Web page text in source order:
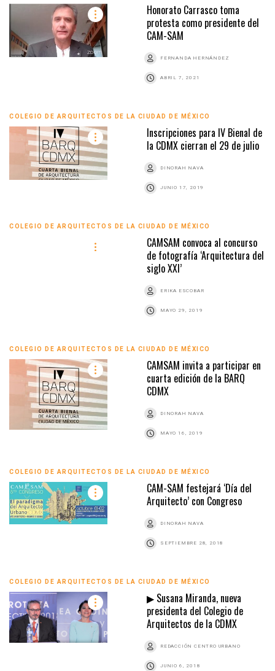
Honorato Carrasco toma
protesta como presidente del
CAM-SAM
FERNANDA HERNÁNDEZ
ABRIL 7, 2021
COLEGIO DE ARQUITECTOS DE LA CIUDAD DE MÉXICO
Inscripciones para IV Bienal de
la CDMX cierran el 29 de julio
DINORAH NAVA
JUNIO 17, 2019
COLEGIO DE ARQUITECTOS DE LA CIUDAD DE MÉXICO
CAMSAM convoca al concurso
de fotografía ‘Arquitectura del
siglo XXI’
ERIKA ESCOBAR
MAYO 29, 2019
COLEGIO DE ARQUITECTOS DE LA CIUDAD DE MÉXICO
CAMSAM invita a participar en
cuarta edición de la BARQ
CDMX
DINORAH NAVA
MAYO 16, 2019
COLEGIO DE ARQUITECTOS DE LA CIUDAD DE MÉXICO
CAM-SAM festejará ‘Día del
Arquitecto’ con Congreso
DINORAH NAVA
SEPTIEMBRE 28, 2018
COLEGIO DE ARQUITECTOS DE LA CIUDAD DE MÉXICO
▶ Susana Miranda, nueva
presidenta del Colegio de
Arquitectos de la CDMX
REDACCIÓN CENTRO URBANO
JUNIO 6, 2018